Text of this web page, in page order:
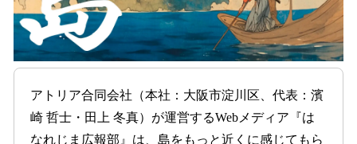
アトリア合同会社（本社：大阪市淀川区、代表：濱
崎 哲士・田上 冬真）が運営するWebメディア『は
なれじま広報部』は、島をもっと近くに感じてもら